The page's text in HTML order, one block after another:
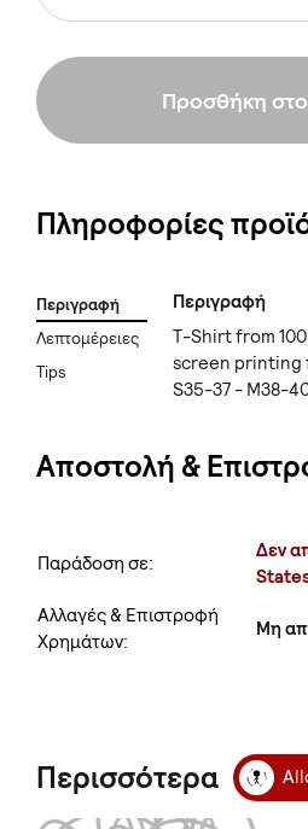
Προσθήκη στο
Πληροφορίες
Περιγραφή
Λεπτομέρειες
Tips
Περιγραφή
T-Shirt from
screen printing
S35-37 - M38-
Αποστολή &
Παράδοση σε:
Δεν
Αλλαγές & Επιστροφή
Χρημάτων:
Μη
Περισσότερα